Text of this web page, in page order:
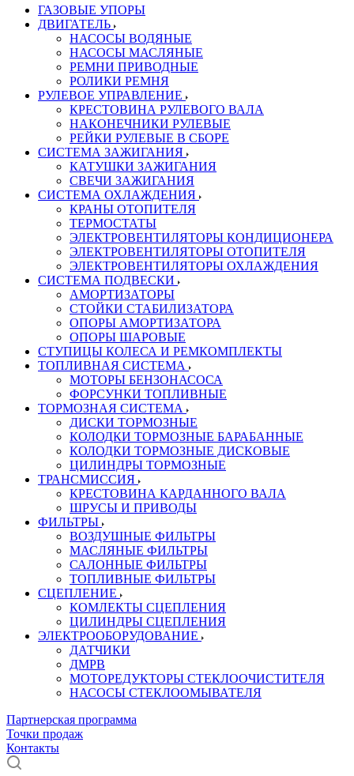
ГАЗОВЫЕ УПОРЫ
ДВИГАТЕЛЬ
НАСОСЫ ВОДЯНЫЕ
НАСОСЫ МАСЛЯНЫЕ
РЕМНИ ПРИВОДНЫЕ
РОЛИКИ РЕМНЯ
РУЛЕВОЕ УПРАВЛЕНИЕ
КРЕСТОВИНА РУЛЕВОГО ВАЛА
НАКОНЕЧНИКИ РУЛЕВЫЕ
РЕЙКИ РУЛЕВЫЕ В СБОРЕ
СИСТЕМА ЗАЖИГАНИЯ
КАТУШКИ ЗАЖИГАНИЯ
СВЕЧИ ЗАЖИГАНИЯ
СИСТЕМА ОХЛАЖДЕНИЯ
КРАНЫ ОТОПИТЕЛЯ
ТЕРМОСТАТЫ
ЭЛЕКТРОВЕНТИЛЯТОРЫ КОНДИЦИОНЕРА
ЭЛЕКТРОВЕНТИЛЯТОРЫ ОТОПИТЕЛЯ
ЭЛЕКТРОВЕНТИЛЯТОРЫ ОХЛАЖДЕНИЯ
СИСТЕМА ПОДВЕСКИ
АМОРТИЗАТОРЫ
СТОЙКИ СТАБИЛИЗАТОРА
ОПОРЫ АМОРТИЗАТОРА
ОПОРЫ ШАРОВЫЕ
СТУПИЦЫ КОЛЕСА И РЕМКОМПЛЕКТЫ
ТОПЛИВНАЯ СИСТЕМА
МОТОРЫ БЕНЗОНАСОСА
ФОРСУНКИ ТОПЛИВНЫЕ
ТОРМОЗНАЯ СИСТЕМА
ДИСКИ ТОРМОЗНЫЕ
КОЛОДКИ ТОРМОЗНЫЕ БАРАБАННЫЕ
КОЛОДКИ ТОРМОЗНЫЕ ДИСКОВЫЕ
ЦИЛИНДРЫ ТОРМОЗНЫЕ
ТРАНСМИССИЯ
КРЕСТОВИНА КАРДАННОГО ВАЛА
ШРУСЫ И ПРИВОДЫ
ФИЛЬТРЫ
ВОЗДУШНЫЕ ФИЛЬТРЫ
МАСЛЯНЫЕ ФИЛЬТРЫ
САЛОННЫЕ ФИЛЬТРЫ
ТОПЛИВНЫЕ ФИЛЬТРЫ
СЦЕПЛЕНИЕ
КОМЛЕКТЫ СЦЕПЛЕНИЯ
ЦИЛИНДРЫ СЦЕПЛЕНИЯ
ЭЛЕКТРООБОРУДОВАНИЕ
ДАТЧИКИ
ДМРВ
МОТОРЕДУКТОРЫ СТЕКЛООЧИСТИТЕЛЯ
НАСОСЫ СТЕКЛООМЫВАТЕЛЯ
Партнерская программа
Точки продаж
Контакты